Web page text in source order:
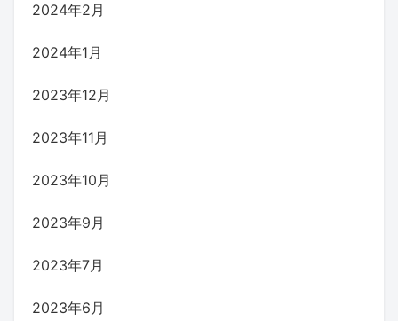
2024年2月
2024年1月
2023年12月
2023年11月
2023年10月
2023年9月
2023年7月
2023年6月